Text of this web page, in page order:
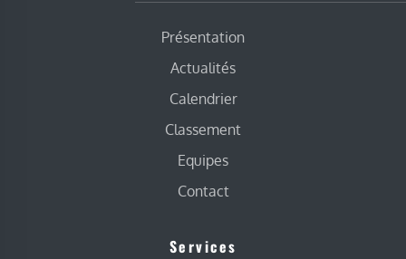
Présentation
Actualités
Calendrier
Classement
Equipes
Contact
Services